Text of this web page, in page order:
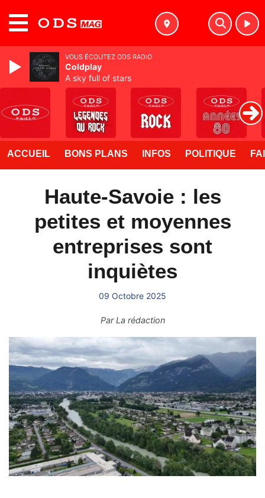
ACCUEIL BONS PLANS INFOS POLITIQUE
Haute-Savoie : les
petites et moyennes
entreprises sont
inquiètes
09 Octobre 2025
ParLa rédaction
VOUS ÉCOUTEZ ODS RADIO
Coldplay
A sky full of stars